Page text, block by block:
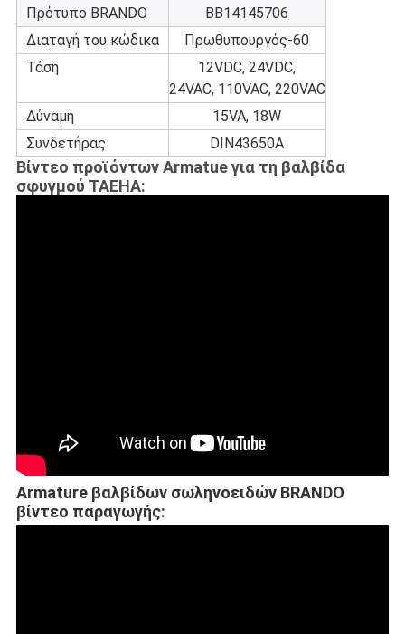
Πρότυπο BRANDO
BB14145706
Διαταγή του κώδικα
Πρωθυπουργός-60
Τάση
12VDC, 24VDC,
24VAC, 110VAC, 220VAC
Δύναμη
15VA, 18W
Συνδετήρας
DIN43650A
Βίντεο προϊόντων Armatue για τη βαλβίδα
σφυγμού TAEHA:
Armature βαλβίδων σωληνοειδών BRANDO
βίντεο παραγωγής: